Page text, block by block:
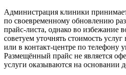
Администрация клиники
по своевременному обновлению
прайс-листа, однако во избежание
советуем уточнять стоимость услуг
или в контакт-центре по телефону
Размещённый прайс не является
услуги оказываются на основании